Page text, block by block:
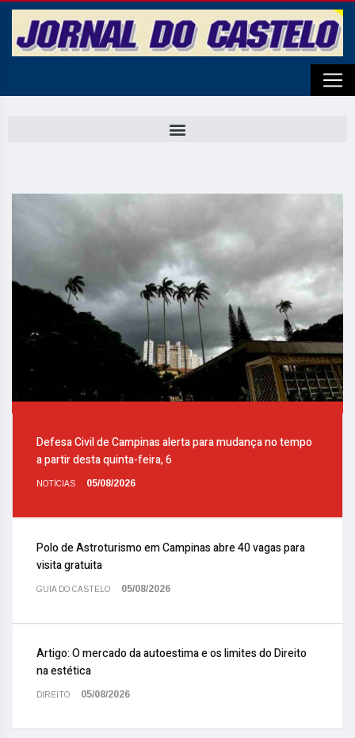
Defesa Civil de Campinas alerta para mudança no tempo
a partir desta quinta-feira, 6
NOTÍCIAS 05/08/2026
Polo de Astroturismo em Campinas abre 40 vagas para
visita gratuita
GUIA DO CASTELO 05/08/2026
Artigo: O mercado da autoestima e os limites do Direito
na estética
DIREITO 05/08/2026